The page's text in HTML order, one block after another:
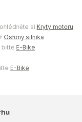
si Kryty motoru
Osłony silnika
bitte E-Bike
E-Bike